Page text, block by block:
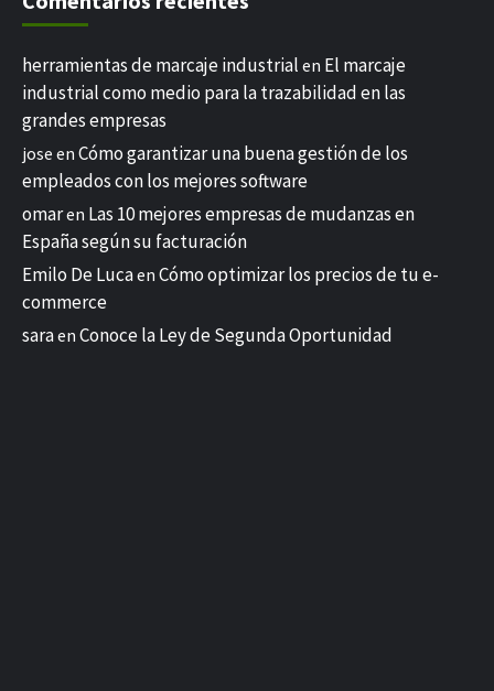
herramientas de marcaje industrial en El marcaje
industrial como medio para la trazabilidad en las
grandes empresas
jose en Cómo garantizar una buena gestión de los
empleados con los mejores software
omaren Las 10 mejores empresas de mudanzas en
España según su facturación
Emilo De Lucaen Cómo optimizar los precios de tu e-
commerce
saraen Conoce la Ley de Segunda Oportunidad